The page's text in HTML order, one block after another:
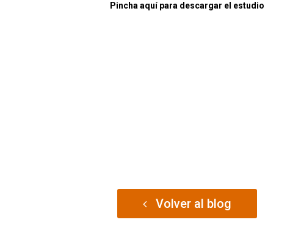
Pincha aquí para descargar el estudio
Volver al blog